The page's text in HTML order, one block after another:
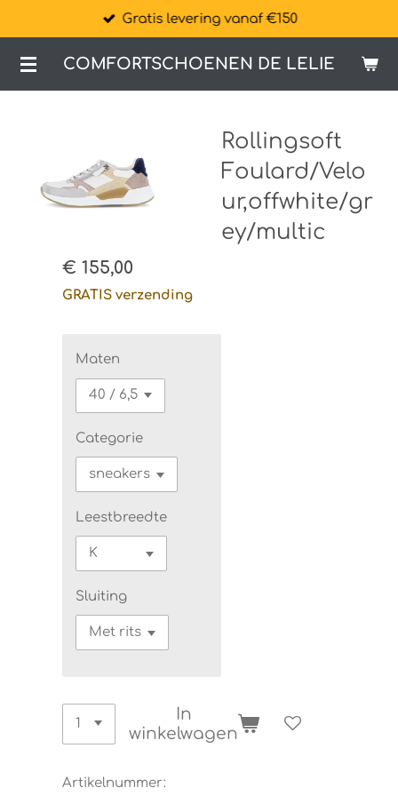
naar
de
COMFORTSCHOENEN DE LELIE
Gratis levering vanaf €150
Rollingsoft
Foulard/Velo
ur,offwhite/gr
ey/multic
€ 155,00
GRATIS verzending
Maten
Categorie
Leestbreedte
Sluiting
In
winkelwagen
Artikelnummer: